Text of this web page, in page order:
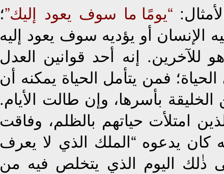
“يومًا ما سوف يعود إليك”؛
أو يؤديه سوف يعود إليه
للآخرين. إنه أحد قوانين العدل
فمن يتأمل الحياة يمكنه أن
بأسرها، وإن طالت الأيام.
امتلأت حياتهم بالظلم، وفاقت
يدعوه “الملك الذي لا يعرف
ذٰلك اليوم الذي يتخلص فيه من